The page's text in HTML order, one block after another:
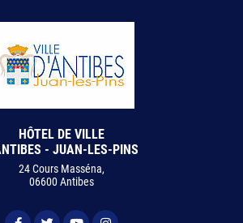
HÔTEL DE VILLE
- JUAN-LES-PINS
24 Cours Masséna,
06600 Antibes